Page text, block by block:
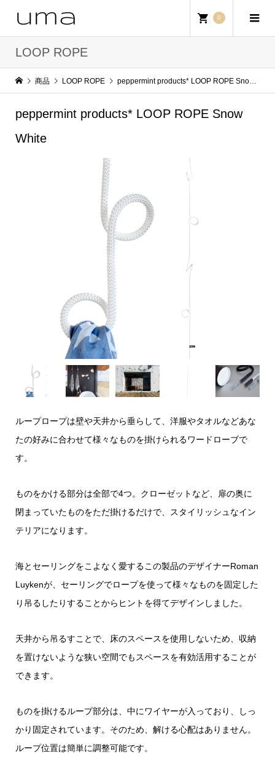
0
LOOP ROPE
商品 LOOP ROPE peppermint products* LOOP ROPE Snow White
peppermint products* LOOP ROPE Snow
White
ループロープは壁や天井から垂らして、洋服やタオルなどあな
たの好みに合わせて様々なものを掛けられるワードローブで
す。
ものをかける部分は全部で4つ。クローゼットなど、扉の奥に
閉まっていたものをただ掛けるだけで、スタイリッシュなイン
テリアになります。
海とセーリングをこよなく愛するこの製品のデザイナーRoman
Luykenが、セーリングでロープを使って様々なものを固定した
り吊るしたりすることからヒントを得てデザインしました。
天井から吊るすことで、床のスペースを使用しないため、収納
を置けないような狭い空間でもスペースを有効活用することが
できます。
ものを掛けるループ部分は、中にワイヤーが入っており、しっ
かり固定されています。そのため、解ける心配はありません。
ループ位置は簡単に調整可能です。